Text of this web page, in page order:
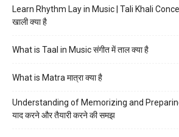
Learn Rhythm Lay in Music | Tali Khali
खाली क्या है
What is Taal in Music संगीत में ताल क्या है
What is Matra मात्रा क्या है
Understanding of Memorizing and
याद करने और तैयारी करने की समझ